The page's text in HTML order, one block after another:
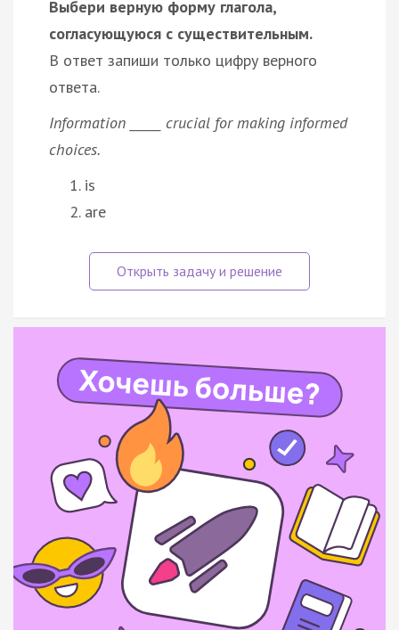
Выбери верную форму глагола,
согласующуюся с существительным.
В ответ запиши только цифру верного
ответа.
Information _____ crucial for making informed
choices.
is
are